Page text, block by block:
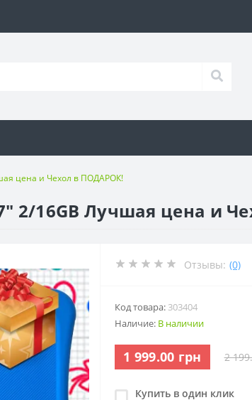
цена и Чехол в ПОДАРОК!
2/16GB Лучшая цена и
Отзывы: (0)
Код товара: 303404
Наличие: В наличии
1 999.00 грн 2
Купить в один клик